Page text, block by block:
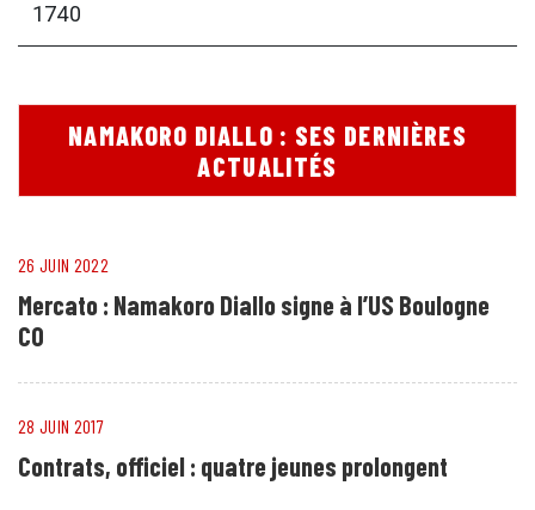
1740
NAMAKORO DIALLO : SES DERNIÈRES
ACTUALITÉS
26 JUIN 2022
Mercato : Namakoro Diallo signe à l’US Boulogne
CO
28 JUIN 2017
Contrats, officiel : quatre jeunes prolongent